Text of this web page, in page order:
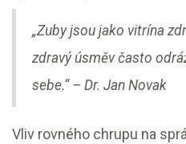
„Zuby jsou jako vitrína
zdravý úsměv často
sebe.“ – Dr. Jan Novak
Vliv rovného chrupu na